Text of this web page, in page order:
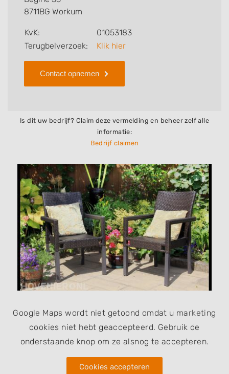
ervaring heeft met dit bedrijf.
Zoekt u een ander bedrijf? Bekijk dan andere
hoveniers en bedrijven inWorkum
8711BG Workum
KvK:
01053183
Terugbelverzoek:
Klik hier
Contact opnemen
Is dit uw bedrijf? Claim deze vermelding en beheer zelf alle
informatie:
Bedrijf claimen
Google Maps wordt niet getoond omdat u marketing
cookies niet hebt geaccepteerd. Gebruik de
onderstaande knop om ze alsnog te accepteren.
Cookies accepteren